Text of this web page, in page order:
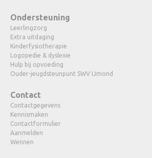
Ondersteuning
Leerlingzorg
Extra uitdaging
Kinderfysiotherapie
Logopedie & dyslexie
Hulp bij opvoeding
Ouder-jeugdsteunpunt SWV IJmond
Contact
Contactgegevens
Kennismaken
Contactformulier
Aanmelden
Wennen